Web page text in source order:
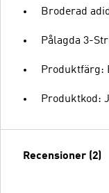
Broderad
Pålagda 3-
Produktfärg:
Produktkod:
Recensioner (2)